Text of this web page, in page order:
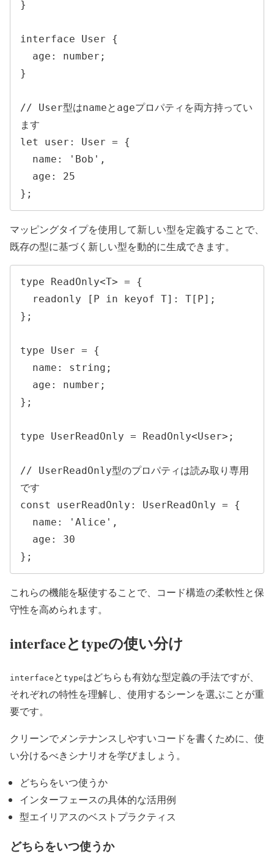
}
interface User {
}
// User型はnameとageプロパティを両方持ってい
ます
let user: User = {
};
マッピングタイプを使用して新しい型を定義することで、
既存の型に基づく新しい型を動的に生成できます。
type ReadOnly<T> = {
};
type User = {
};
type UserReadOnly = ReadOnly<User>;
// UserReadOnly型のプロパティは読み取り専用
です
const userReadOnly: UserReadOnly = {
};
これらの機能を駆使することで、コード構造の柔軟性と保
守性を高められます。
interfaceとtypeの使い分け
interface と typeはどちらも有効な型定義の手法ですが、
それぞれの特性を理解し、使用するシーンを選ぶことが重
要です。
クリーンでメンテナンスしやすいコードを書くために、使
い分けるべきシナリオを学びましょう。
どちらをいつ使うか
インターフェースの具体的な活用例
型エイリアスのベストプラクティス
どちらをいつ使うか